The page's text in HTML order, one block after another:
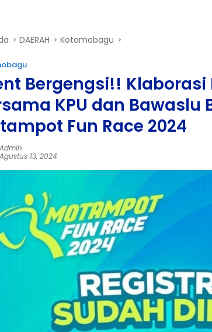
DAERAH Kotamobagu
Bergengsi!!
KPU dan Bawaslu
Fun Race 2024
Admin
Agustus 13, 2024